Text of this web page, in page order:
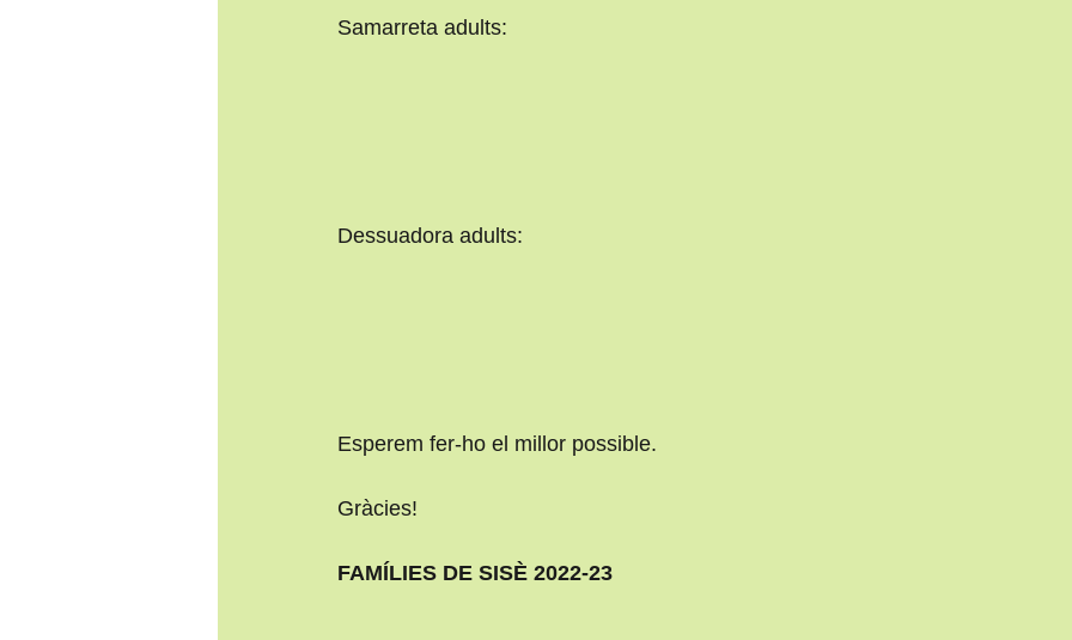
Samarreta adults:
Dessuadora adults:
Esperem fer-ho el millor possible.
Gràcies!
FAMÍLIES DE SISÈ 2022-23